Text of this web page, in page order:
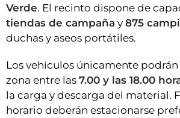
Verde. El recinto dispone de
tiendas de campaña y 875
duchas y aseos portátiles.
Los vehículos únicamente podrán
zona entre las 7.00 y las 18.00
la carga y descarga del material.
horario deberán estacionarse